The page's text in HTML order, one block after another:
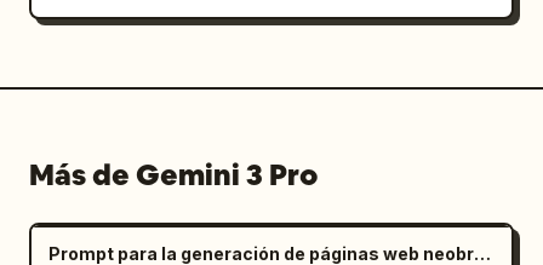
Más de Gemini 3 Pro
Prompt para la generación de páginas web neobrutalistas